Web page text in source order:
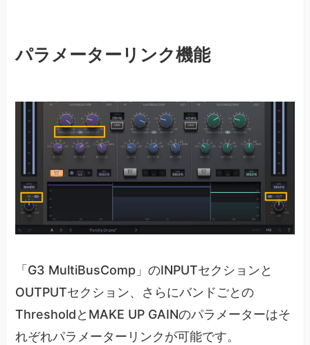
パラメーターリンク機能
「G3 MultiBusComp」のINPUTセクションと
OUTPUTセクション、さらにバンドごとの
ThresholdとMAKE UP GAINのパラメーターはそ
れぞれパラメーターリンクが可能です。